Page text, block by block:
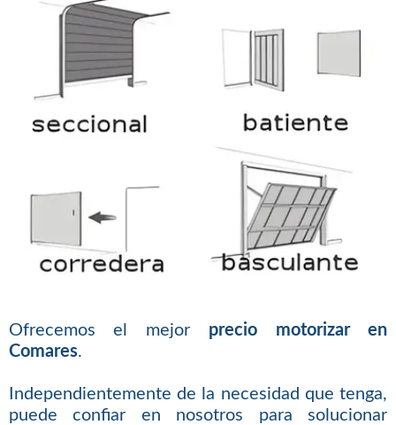
Ofrecemos el mejor precio motorizar en
Comares.
Independientemente de la necesidad que tenga,
puede confiar en nosotros para solucionar